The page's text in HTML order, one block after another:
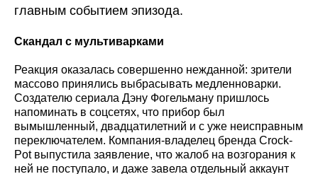
главным событием эпизода.
Скандал с мультиварками
Реакция оказалась совершенно нежданной: зрители
массово принялись выбрасывать медленноварки.
Создателю сериала Дэну Фогельману пришлось
напоминать в соцсетях, что прибор был
вымышленный, двадцатилетний и с уже неисправным
переключателем. Компания-владелец бренда Crock-
Pot выпустила заявление, что жалоб на возгорания к
ней не поступало, и даже завела отдельный аккаунт